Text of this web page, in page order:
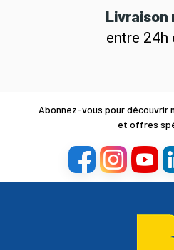
Livraison
entre 24h
Abonnez-vous pour découvrir
et offres